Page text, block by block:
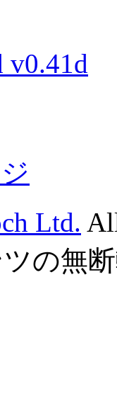
v0.41d
Ltd.
の無